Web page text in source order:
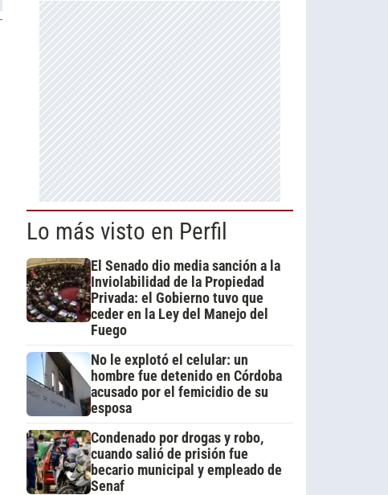
Lo más visto en Perfil
El Senado dio media sanción a la
Inviolabilidad de la Propiedad
Privada: el Gobierno tuvo que
ceder en la Ley del Manejo del
Fuego
No le explotó el celular: un
hombre fue detenido en Córdoba
acusado por el femicidio de su
esposa
Condenado por drogas y robo,
cuando salió de prisión fue
becario municipal y empleado de
Senaf